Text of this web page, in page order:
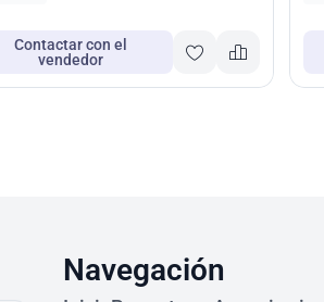
Contactar con el
vendedor
Navegación